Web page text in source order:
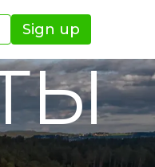
Sign up